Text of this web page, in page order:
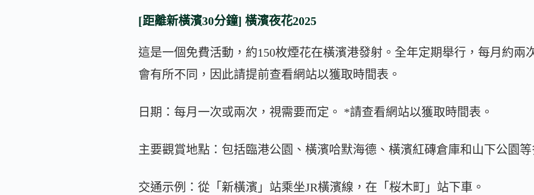
[距離新橫濱30分鐘] 橫濱夜花2025
這是一個免費活動，約150枚煙花在橫濱港發射。全年定期舉行，每月約兩
會有所不同，因此請提前查看網站以獲取時間表。
日期：每月一次或兩次，視需要而定。 *請查看網站以獲取時間表。
主要觀賞地點：包括臨港公園、橫濱哈默海德、橫濱紅磚倉庫和山下公園
交通示例：從「新橫濱」站乘坐JR橫濱線，在「桜木町」站下車。